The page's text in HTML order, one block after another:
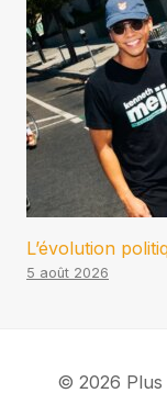
L’évolution
5 août 2026
© 2026 Plus